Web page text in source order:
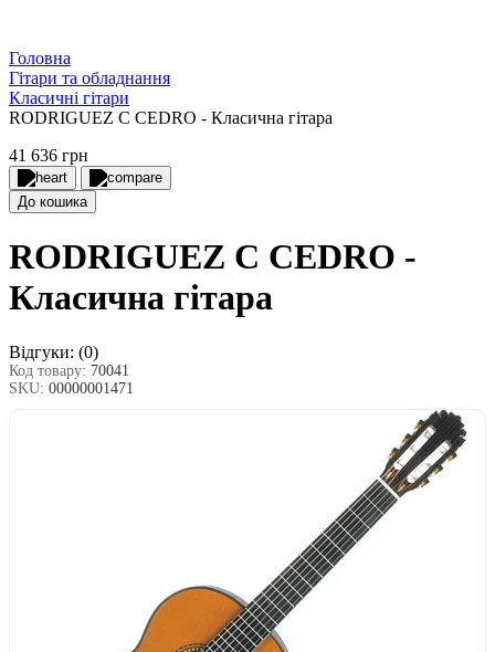
Головна
Гітари та обладнання
Класичні гітари
RODRIGUEZ C CEDRO - Класична гітара
41 636 грн
До кошика
RODRIGUEZ C CEDRO -
Класична гітара
Відгуки: (0)
Код товару: 70041
SKU: 00000001471